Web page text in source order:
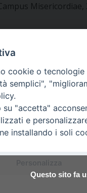
Questo sito fa
Misericordiae,
cookie o
semplici",
su "accetta"
e
installando i soli